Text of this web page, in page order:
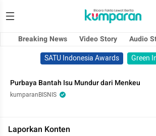
Breaking News Video Story Audio
SATU Indonesia Awards
Green
Purbaya Bantah Isu Mundur dari Menkeu
kumparanBISNIS
Laporkan Konten